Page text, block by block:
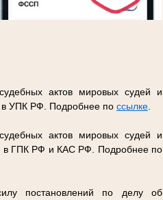
актов мировых судей и
в УПК РФ. Подробнее по ссылке.
актов мировых судей и
в ГПК РФ и КАС РФ. Подробнее по
постановлений по делу об